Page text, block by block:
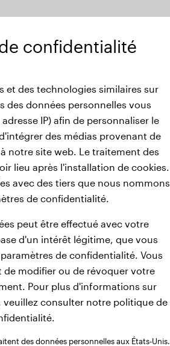
confidentialité
et des technologies similaires sur
des données personnelles vous
IP) afin de personnaliser le
des médias provenant de
notre site web. Le traitement des
lieu après l'installation de cookies.
avec des tiers que nous nommons
de confidentialité.
peut être effectué avec votre
d'un intérêt légitime, que vous
de confidentialité. Vous
de modifier ou de révoquer votre
Pour plus d'informations sur
consulter notre politique de
des données personnelles aux États-Unis.